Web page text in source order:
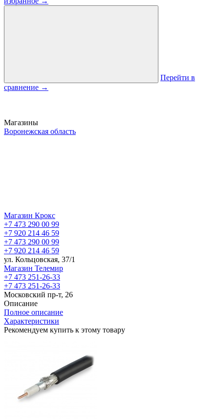
Перейти в
сравнение →
Магазины
Воронежская область
Магазин Крокс
+7 473 290 00 99
+7 920 214 46 59
+7 473 290 00 99
+7 920 214 46 59
ул. Кольцовская, 37/1
Магазин Телемир
+7 473 251-26-33
+7 473 251-26-33
Московский пр-т, 26
Описание
Полное описание
Характеристики
Рекомендуем купить к этому товару